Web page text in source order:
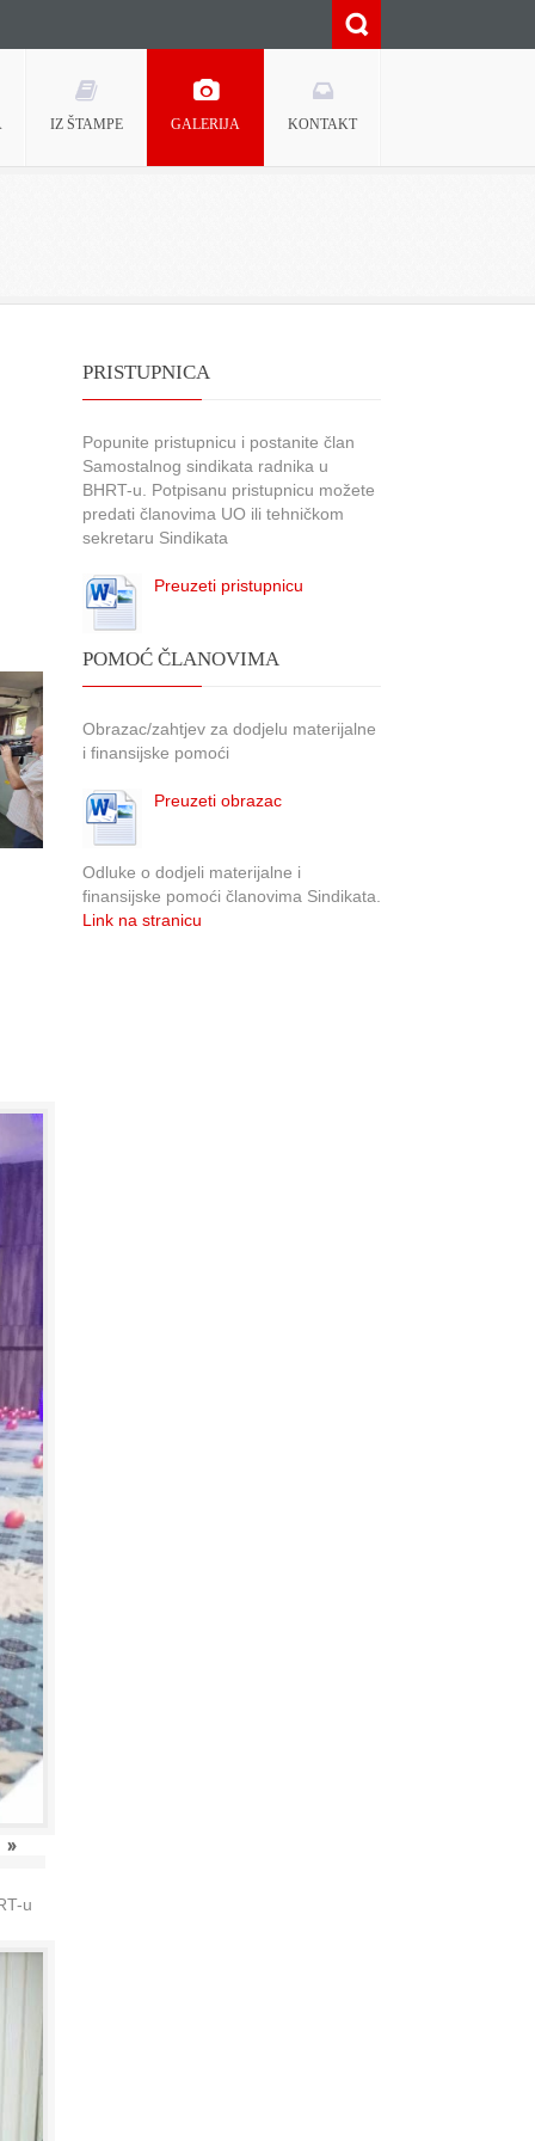
IZ ŠTAMPE GALERIJA KONTAKT
»
u
PRISTUPNICA
Popunite pristupnicu i postanite član
Samostalnog sindikata radnika u
BHRT-u. Potpisanu pristupnicu možete
predati članovima UO ili tehničkom
sekretaru Sindikata
Preuzeti pristupnicu
POMOĆ ČLANOVIMA
Obrazac/zahtjev za dodjelu materijalne
i finansijske pomoći
Preuzeti obrazac
Odluke o dodjeli materijalne i
finansijske pomoći članovima Sindikata.
Link na stranicu